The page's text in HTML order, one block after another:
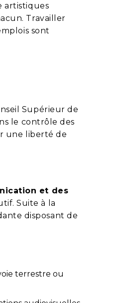
artistiques
Travailler
sont
Supérieur de
le contrôle des
une liberté de
et des
Suite à la
disposant de
terrestre ou